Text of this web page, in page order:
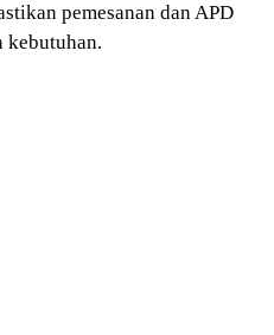
pemesanan dan APD
kebutuhan.